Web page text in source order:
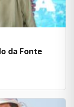
da Fonte